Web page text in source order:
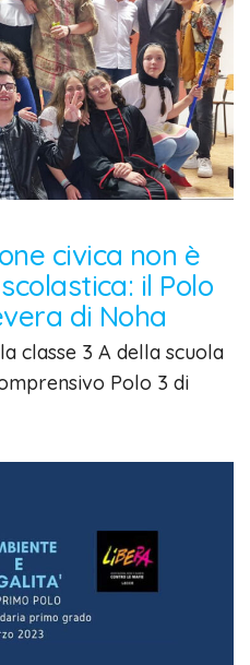
civica non è
il Polo
di Noha
classe 3 A della scuola
Polo 3 di